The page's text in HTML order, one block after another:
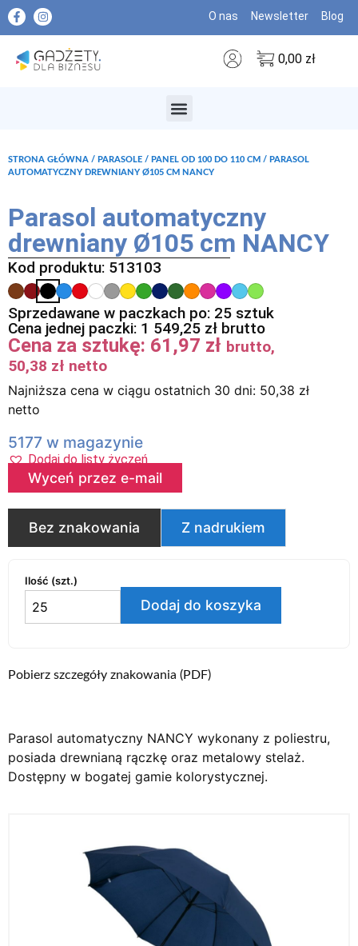
O nas Newsletter Blog
0,00 zł
STRONA GŁÓWNA / PARASOLE / PANEL OD 100 DO 110 CM / PARASOL
AUTOMATYCZNY DREWNIANY Ø105 CM NANCY
Parasol automatyczny
drewniany Ø105 cm NANCY
Kod produktu: 513103
Sprzedawane w paczkach po: 25 sztuk
Cena jednej paczki: 1 549,25 zł brutto
Cena za sztukę: 61,97 zł brutto,
50,38 zł netto
Najniższa cena w ciągu ostatnich 30 dni: 50,38 zł
netto
5177 w magazynie
Dodaj do listy życzeń
Wyceń przez e-mail
Bez znakowania Z nadrukiem
Ilość (szt.)
Dodaj do koszyka
Pobierz szczegóły znakowania (PDF)
Parasol automatyczny NANCY wykonany z poliestru,
posiada drewnianą rączkę oraz metalowy stelaż.
Dostępny w bogatej gamie kolorystycznej.